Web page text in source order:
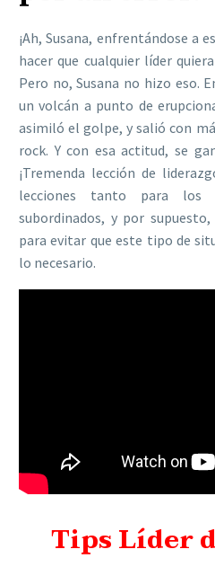
¡Ah, Susana, enfrentándose a
hacer que cualquier líder
Pero no, Susana no hizo eso.
un volcán a punto de
asimiló el golpe, y salió con
rock. Y con esa actitud, se
¡Tremenda lección de
lecciones tanto para los
subordinados, y por
para evitar que este tipo de
lo necesario.
Tips Líder